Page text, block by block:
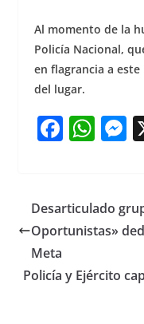
Al momento de la
Policía Nacional,
en flagrancia a
del lugar.
F
e
b
o
W
s
A
p
e
n
Desarticulado
Oportunistas»
Meta
Policía y Ejército